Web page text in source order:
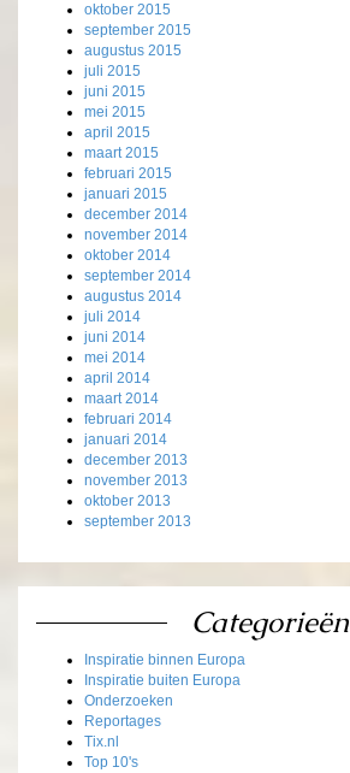
oktober 2015
september 2015
augustus 2015
juli 2015
juni 2015
mei 2015
april 2015
maart 2015
februari 2015
januari 2015
december 2014
november 2014
oktober 2014
september 2014
augustus 2014
juli 2014
juni 2014
mei 2014
april 2014
maart 2014
februari 2014
januari 2014
december 2013
november 2013
oktober 2013
september 2013
Categorieën
Inspiratie binnen Europa
Inspiratie buiten Europa
Onderzoeken
Reportages
Tix.nl
Top 10's